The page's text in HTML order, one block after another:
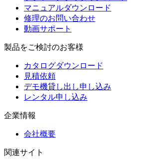
マニュアルダウンロード
修理のお問い合わせ
動画サポート
製品をご検討のお客様
カタログダウンロード
見積依頼
デモ機貸し出し申し込み
レンタル申し込み
企業情報
会社概要
関連サイト